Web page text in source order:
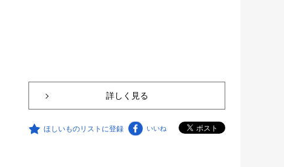
詳しく見る
ほしいものリストに登録 いいね